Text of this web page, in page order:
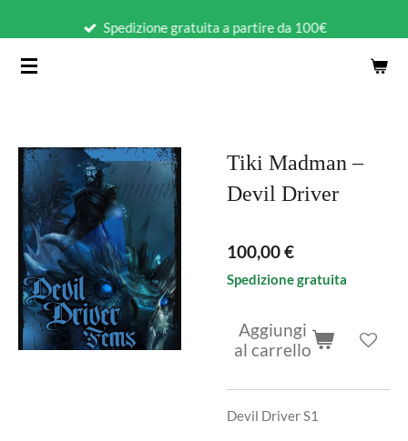
contenuto
Spedizione gratuita a partire da 100€
Tiki Madman –
Devil Driver
100,00 €
Spedizione gratuita
Aggiungi
al carrello
Devil Driver S1